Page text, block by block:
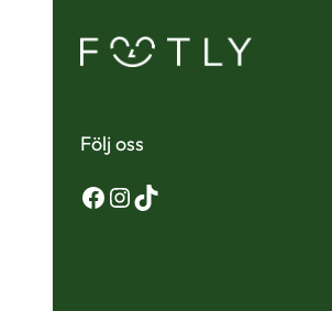
Följ oss
Facebook
Instagram
TikTok